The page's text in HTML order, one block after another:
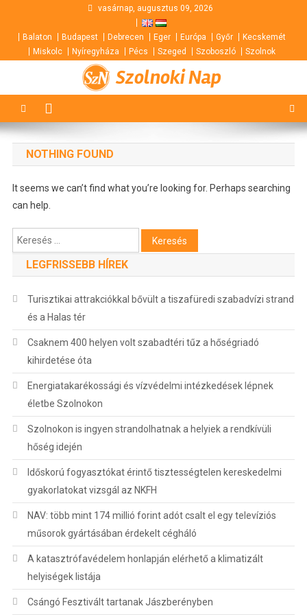
content
vasárnap, augusztus 09, 2026
Balaton Budapest Debrecen Eger Európa Győr
Kecskemét
Miskolc
Nyíregyháza Pécs Szeged Szoboszló Szolnok
Szolnoki Nap
NOTHING FOUND
It seems we can’t find what you’re looking for. Perhaps searching
can help.
Keresés:
LEGFRISSEBB HÍREK
Turisztikai attrakciókkal bővült a tiszafüredi szabadvízi strand
és a Halas tér
Csaknem 400 helyen volt szabadtéri tűz a hőségriadó
kihirdetése óta
Energiatakarékossági és vízvédelmi intézkedések lépnek
életbe Szolnokon
Szolnokon is ingyen strandolhatnak a helyiek a rendkívüli
hőség idején
Időskorú fogyasztókat érintő tisztességtelen kereskedelmi
gyakorlatokat vizsgál az NKFH
NAV: több mint 174 millió forint adót csalt el egy televíziós
műsorok gyártásában érdekelt cégháló
A katasztrófavédelem honlapján elérhető a klimatizált
helyiségek listája
Csángó Fesztivált tartanak Jászberényben